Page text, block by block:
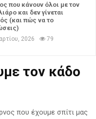
που κάνουν όλοι με τον
και δεν γίνεται
(και πώς να το
2026 79
τον κάδο
που έχουμε σπίτι μας